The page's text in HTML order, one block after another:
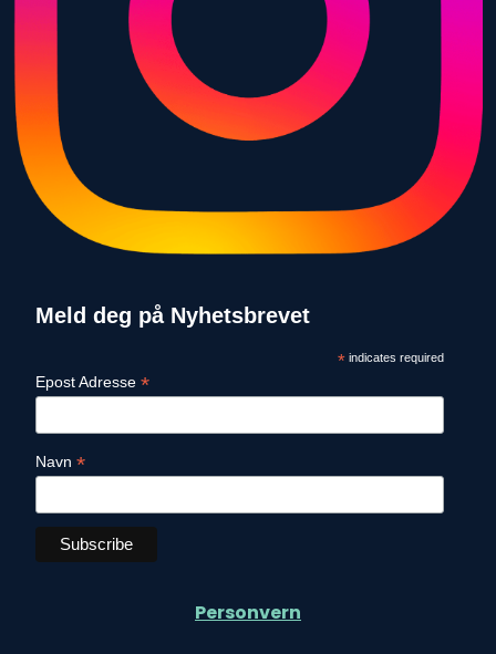
Meld deg på Nyhetsbrevet
*indicates required
Epost Adresse *
Navn *
Personvern